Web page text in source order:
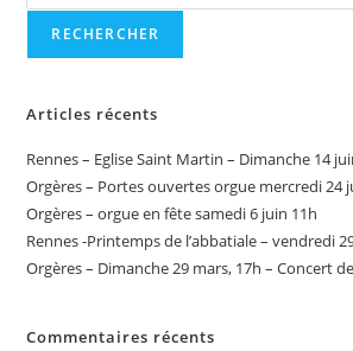
RECHERCHER
Articles récents
Rennes – Eglise Saint Martin – Dimanche 14
Orgères – Portes ouvertes orgue mercredi 24
Orgères – orgue en fête samedi 6 juin 11h
Rennes -Printemps de l’abbatiale – vendredi
Orgères – Dimanche 29 mars, 17h – Concert
Commentaires récents